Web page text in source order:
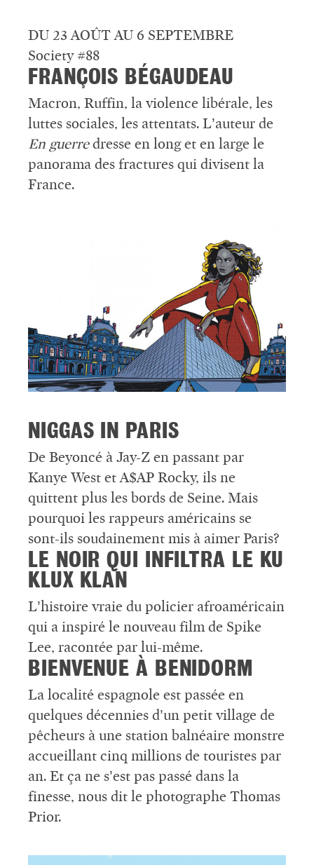
DU 23 AOÛT AU 6 SEPTEMBRE
Society #88
FRANÇOIS BÉGAUDEAU
Macron, Ruffin, la violence libérale, les
luttes sociales, les attentats. L’auteur de
En guerredresse en long et en large le
panorama des fractures qui divisent la
France.
NIGGAS IN PARIS
De Beyoncé à Jay-Z en passant par
Kanye West et A$AP Rocky, ils ne
quittent plus les bords de Seine. Mais
pourquoi les rappeurs américains se
sont-ils soudainement mis à aimer Paris?
LE NOIR QUI INFILTRA LE KU
KLUX KLAN
L’histoire vraie du policier afroaméricain
qui a inspiré le nouveau film de Spike
Lee, racontée par lui-même.
BIENVENUE À BENIDORM
La localité espagnole est passée en
quelques décennies d’un petit village de
pêcheurs à une station balnéaire monstre
accueillant cinq millions de touristes par
an. Et ça ne s’est pas passé dans la
finesse, nous dit le photographe Thomas
Prior.